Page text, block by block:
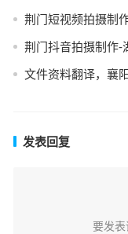
荆门短视频拍摄制
荆门抖音拍摄制作-
文件资料翻译，襄
发表回复
要发表